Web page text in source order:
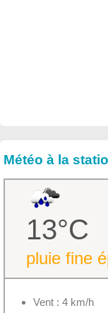
Météo à la
13°C
pluie fine
Vent : 4 km/h